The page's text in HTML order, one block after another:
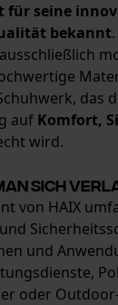
für seine
bekannt
das
auf Komfort,
wird.
sich
von HAIX
und
oder
Cookies
Google Global Site Tag
Microsoft Advertising
Tracking